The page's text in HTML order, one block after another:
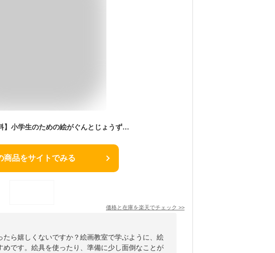
【3980円以上送料無料】小学生のための絵がぐんとじょうずになる「色」の使いかた・ぬりかたレッスン／麻布アトリエ／監修
商品をサイトでみる
価格と在庫を楽天でチェック >>
ら嬉しくないですか？絵画教室で学ぶように、絵
です。絵具を使ったり、準備に少し面倒なことが